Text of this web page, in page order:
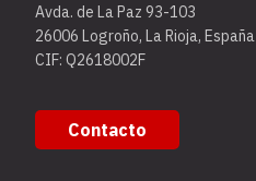
Avda. de La Paz 93-103
26006 Logroño, La Rioja, España
CIF: Q2618002F
Contacto